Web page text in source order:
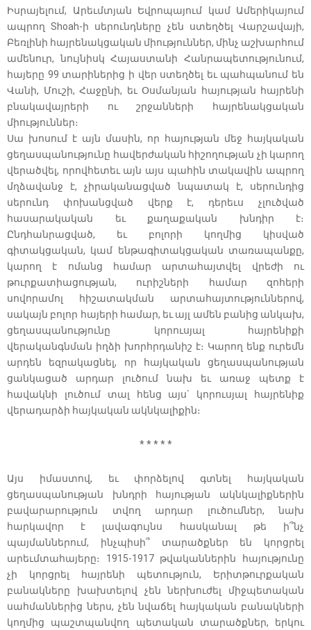
Իսրայելում, Արեւմտյան Եվրոպայում կամ Ամերիկայում
ապրող Shoah-ի սերունդները չեն ստեղծել Վարշավայի,
Բեռլինի հայրենակցական միություններ, մինչ աշխարհում
ամենուր, նույնիսկ Հայաստանի Հանրապետությունում,
հայերը 99 տարիներից ի վեր ստեղծել եւ պահպանում են
Վանի, Մուշի, Հաջընի, եւ Օսմանյան հայության հայրենի
բնակավայրերի ու շրջանների հայրենակցական
միություններ։
Սա խոսում է այն մասին, որ հայության մեջ հայկական
ցեղասպանությունը հավերժական հիշողության չի կարող
վերածվել, որովհետեւ այն այս պահին տակավին ապրող
մղձավանջ է, չիրականացված նպատակ է, սերունդից
սերունդ փոխանցված վերք է, դերեւս չլուծված
հասարակական եւ քաղաքական խնդիր է։
Ընդհանրացված, եւ բոլորի կողմից կիսված
գիտակցական, կամ ենթագիտակցական տառապանքը,
կարող է ոմանց համար արտահայտվել վրեժի ու
թուրքատիացության, ուրիշների համար զոհերի
սովորամոլ հիշատակման արտահայտություններով,
սակայն բոլոր հայերի համար, եւ այլ ամեն բանից անկախ,
ցեղասպանությունը կորուսյալ հայրենիքի
վերականգնման իղձի խորհրդանիշ է։ Կարող ենք ուրեմն
արդեն եզրակացնել, որ հայկական ցեղասպանության
ցանկացած արդար լուծում նախ եւ առաջ պետք է
հավակնի լուծում տալ հենց այս` կորուսյալ հայրենիք
վերադարձի հայկական ակնկալիքին։
* * * * *
Այս իմաստով, եւ փորձելով գտնել հայկական
ցեղասպանության խնդրի հայության ակնկալիքներին
բավարարություն տվող արդար լուծումներ, նախ
հարկավոր է լավագույնս հասկանալ թե ի՞նչ
պայմաններում, ինչպիսի՞ տարածքներ են կորցրել
արեւմտահայերը։ 1915-1917 թվականներին հայությունը
չի կորցրել հայրենի պետություն, Երիտթուրքական
բանակները խախտելով չեն ներխուժել միջպետական
սահմաններից ներս, չեն նվաճել հայկական բանակների
կողմից պաշտպանվող պետական տարածքներ, երկու